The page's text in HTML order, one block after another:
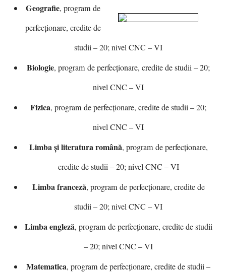
Geografie, program de
perfecționare, credite de
studii – 20; nivel CNC – VI
Biologie, program de perfecționare, credite de studii – 20;
nivel CNC – VI
Fizica, program de perfecționare, credite de studii – 20;
nivel CNC – VI
Limba și literatura română, program de perfecționare,
credite de studii – 20; nivel CNC – VI
Limba franceză, program de perfecționare, credite de
studii – 20; nivel CNC – VI
Limba engleză, program de perfecționare, credite de studii
– 20; nivel CNC – VI
Matematica, program de perfecționare, credite de studii –